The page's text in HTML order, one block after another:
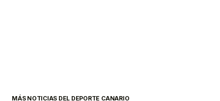
MÁS NOTICIAS DEL DEPORTE CANARIO